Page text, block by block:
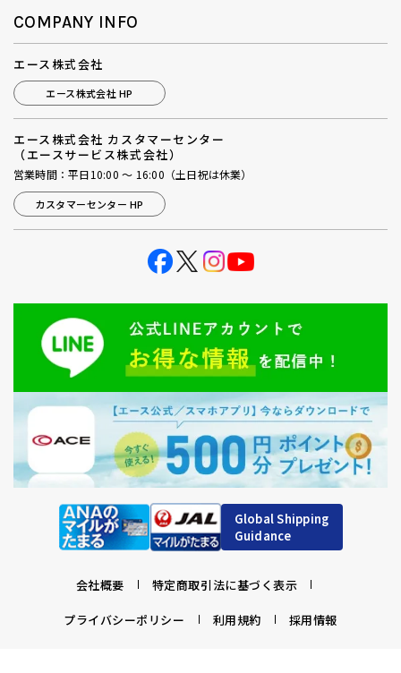
COMPANY INFO
エース株式会社
エース株式会社 HP
エース株式会社 カスタマーセンター
（エースサービス株式会社）
営業時間：平日10:00 ～ 16:00（土日祝は休業）
カスタマーセンター HP
Global Shipping
Guidance
会社概要 特定商取引法に基づく表示
プライバシーポリシー 利用規約 採用情報